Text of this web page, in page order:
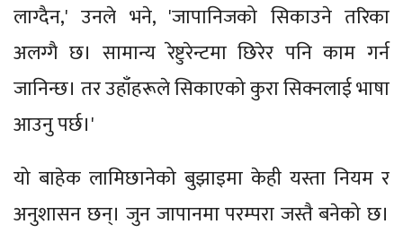
लाग्दैन,' उनले भने, 'जापानिजको सिकाउने तरिका
अलग्गै छ। सामान्य रेष्टुरेन्टमा छिरेर पनि काम गर्न
जानिन्छ। तर उहाँहरूले सिकाएको कुरा सिक्नलाई भाषा
आउनु पर्छ।'
यो बाहेक लामिछानेको बुझाइमा केही यस्ता नियम र
अनुशासन छन्। जुन जापानमा परम्परा जस्तै बनेको छ।